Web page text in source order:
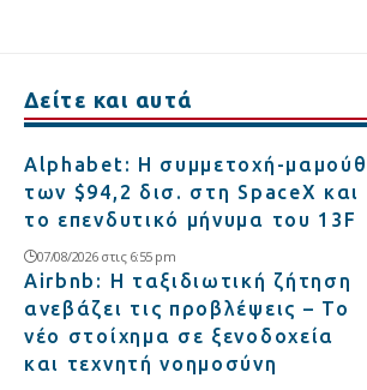
Δείτε και αυτά
Alphabet: Η συμμετοχή-μαμούθ
των $94,2 δισ. στη SpaceX και
το επενδυτικό μήνυμα του 13F
07/08/2026 στις 6:55 pm
Airbnb: Η ταξιδιωτική ζήτηση
ανεβάζει τις προβλέψεις – Το
νέο στοίχημα σε ξενοδοχεία
και τεχνητή νοημοσύνη